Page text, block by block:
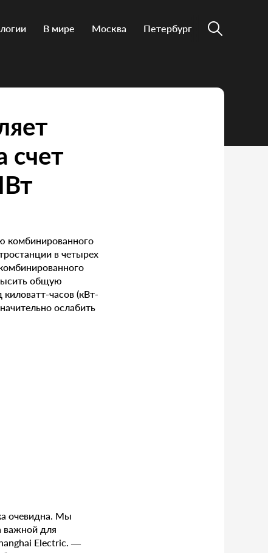
В мире Москва Петербург
счет
комбинированного
в четырех
общую
часов (кВт-
ослабить
очевидна. Мы
важной для
Electric. —